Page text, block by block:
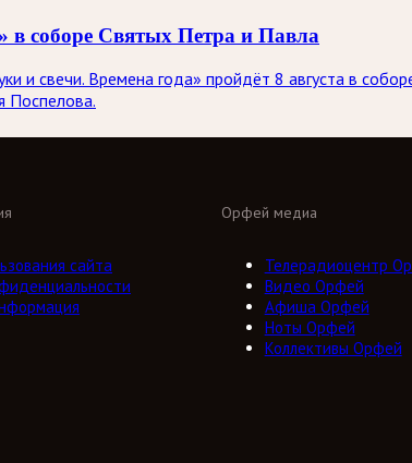
в соборе Святых Петра и Павла
и свечи. Времена года» пройдёт 8 августа в
Поспелова.
Орфей медиа
Телерадиоцентр
Видео Орфей
Афиша Орфей
Ноты Орфей
Коллективы Орфей
сайта